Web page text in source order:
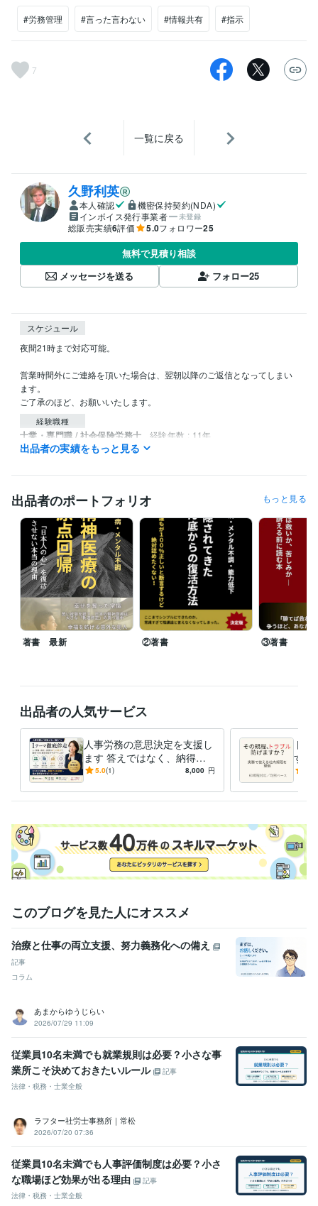
#労務管理 #言った言わない #情報共有 #指示
7
一覧に戻る
久野利英
本人確認
機密保持契約(NDA)
インボイス発行事業者
未登録
総販売実績6評価 5.0フォロワー25
無料で見積り相談
メッセージを送る
フォロー25
スケジュール
夜間21時まで対応可能。
営業時間外にご連絡を頂いた場合は、翌朝以降のご返信となってしまい
ます。
ご了承のほど、お願いいたします。
経験職種
士業・専門職 / 社会保険労務士 経験年数 : 11年
うつ病・メンタル不調　復活の定理 『心が壊れた時』に生れる パ
ド』で人生に革命を起こそう。 大谷翔平も実践するメソッド。リバ
ウンド続きの人材育成に決別。 無から有を作る！マネジメントツー
ルとして行う業務効率化
メンタル不調で職場復帰できない社員を生
み出さないための勉強会 アドラー心理学
本当のところ、過労死は何
が原因で起きるの？
うつ病・メンタル不調　隠されてきたどん底か
らの復活方法
裁判の代償　裁判は救いか、苦しみか
資格・検定
プロコーチ 取得年 : 2018年
特定社会保険労務士 取得年 : 2016年
原田メソッド認定パートナー 取得年 : 2019年
社会保険労務士 取得年 : 2008年
得意分野
士業 人事・労務 特定社会保険労務士 就業規則 紛争解決
語学力
スペイン語 日常会話レベル
出品者の実績をもっと見る
出品者のポートフォリオ もっと見る
著書 最新 ②著書 ③著書
出品者の人気サービス
人事労務の意思決定を支援し
ます 答えではなく、納得で
きる判断を支援します
5.0(1) 8,000 円
ト
する
で使
このブログを見た人にオススメ
治療と仕事の両立支援、努力義務化への備え
記事
コラム
あまからゆうじらい
2026/07/29 11:09
従業員10名未満でも就業規則は必要？小さな事
業所こそ決めておきたいルール
記事
法律・税務・士業全般
ラフター社労士事務所｜常松
2026/07/20 07:36
従業員10名未満でも人事評価制度は必要？小さ
な職場ほど効果が出る理由
記事
法律・税務・士業全般